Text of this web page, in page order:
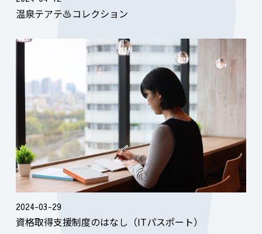
温泉テアテ♨コレクション
2024-03-29
資格取得支援制度のはなし（ITパスポート）